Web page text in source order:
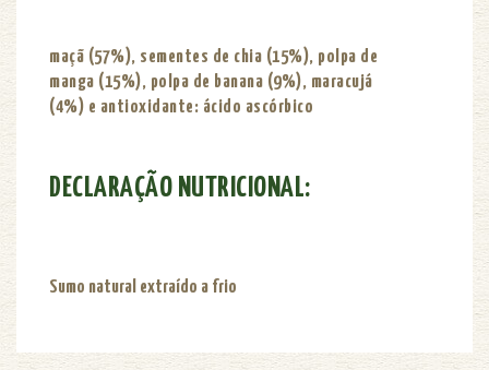
maçã (57%), sementes de chia (15%), polpa de
manga (15%), polpa de banana (9%), maracujá
(4%) e antioxidante: ácido ascórbico
DECLARAÇÃO NUTRICIONAL:
Sumo natural extraído a frio